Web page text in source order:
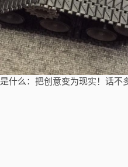
么：把创意变为现实！话不